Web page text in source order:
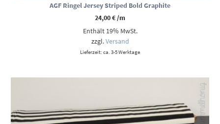
AGF Ringel Jersey Striped Bold Graphite
24,00€/m
Enthält 19% MwSt.
zzgl.Versand
Lieferzeit: ca. 3-5 Werktage